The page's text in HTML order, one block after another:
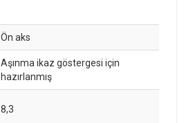
Ön aks
Aşınma ikaz göstergesi için
hazırlanmış
8,3